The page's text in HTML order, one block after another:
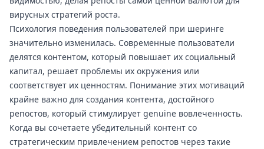
вирусных стратегий роста.
Психология поведения пользователей при шеринге
значительно изменилась. Современные пользователи
делятся контентом, который повышает их социальный
капитал, решает проблемы их окружения или
соответствует их ценностям. Понимание этих мотиваций
крайне важно для создания контента, достойного
репостов, который стимулирует genuine вовлеченность.
Когда вы сочетаете убедительный контент со
стратегическим привлечением репостов через такие